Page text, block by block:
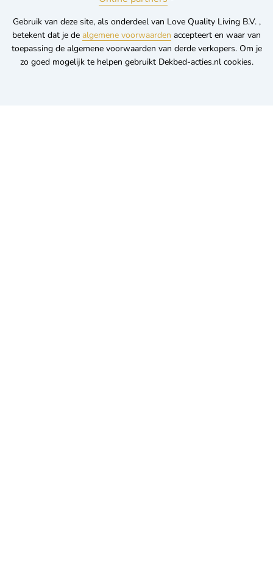
Gebruik van deze site, als onderdeel van Love Quality Living B.V. ,
betekent dat je de algemene voorwaarden accepteert en waar van
toepassing de algemene voorwaarden van derde verkopers. Om je
zo goed mogelijk te helpen gebruikt Dekbed-acties.nl cookies.